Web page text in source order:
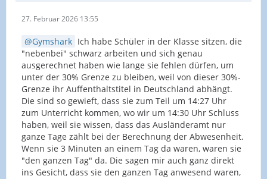
27. Februar 2026 13:55
Gymshark Ich habe Schüler in der Klasse sitzen, die
"nebenbei" schwarz arbeiten und sich genau
ausgerechnet haben wie lange sie fehlen dürfen, um
unter der 30% Grenze zu bleiben, weil von dieser 30%-
Grenze ihr Auffenthaltstitel in Deutschland abhängt.
Die sind so gewieft, dass sie zum Teil um 14:27 Uhr
zum Unterricht kommen, wo wir um 14:30 Uhr Schluss
haben, weil sie wissen, dass das Ausländeramt nur
ganze Tage zählt bei der Berechnung der Abwesenheit.
Wenn sie 3 Minuten an einem Tag da waren, waren sie
"den ganzen Tag" da. Die sagen mir auch ganz direkt
ins Gesicht, dass sie den ganzen Tag anwesend waren,